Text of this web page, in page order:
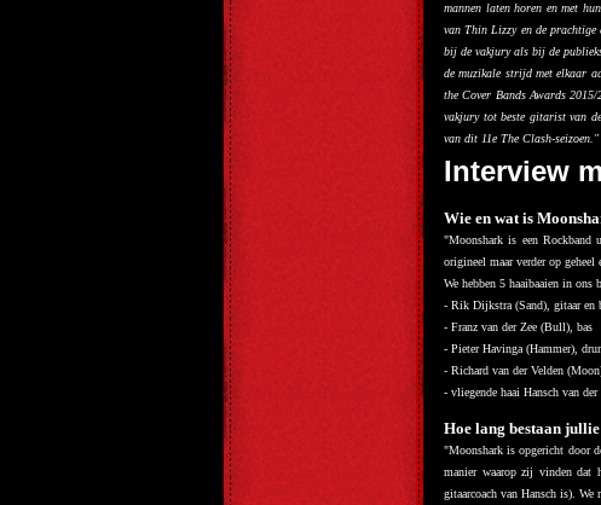
mannen laten horen en met
van Thin Lizzy en de prachtige
bij de vakjury als bij de
de muzikale strijd met elkaar
the Cover Bands Awards
vakjury tot beste gitarist van
van dit 11e The Clash-seizoen."
Interview
Wie en wat is
"Moonshark is een Rockband
origineel maar verder op
We hebben 5 haaibaaien in ons
- Rik Dijkstra (Sand), gitaar en
- Franz van der Zee (Bull), bas
- Pieter Havinga (Hammer),
- Richard van der Velden
- vliegende haai Hansch van
Hoe lang bestaan
"Moonshark is opgericht door
manier waarop zij vinden dat
gitaarcoach van Hansch is).